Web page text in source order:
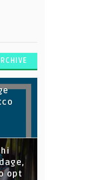
opt